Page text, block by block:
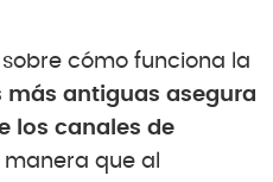
sobre cómo funciona la
más antiguas asegura
los canales de
manera que al